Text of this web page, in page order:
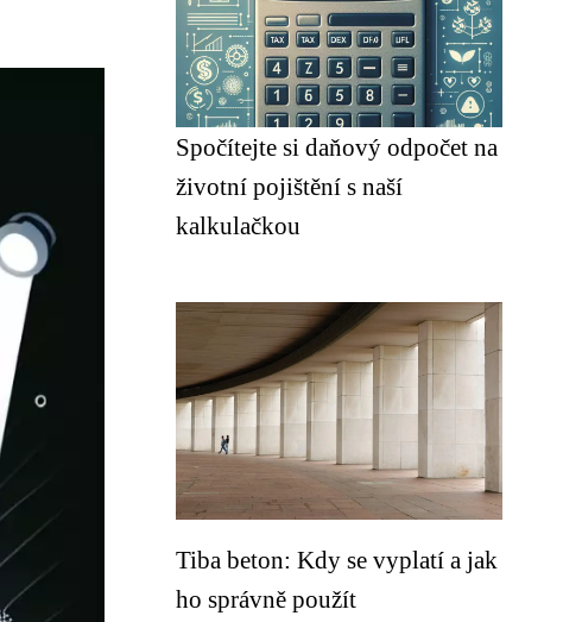
Spočítejte si daňový odpočet na
životní pojištění s naší
kalkulačkou
Tiba beton: Kdy se vyplatí a jak
ho správně použít